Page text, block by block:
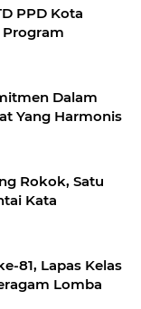
PPD Kota
Dalam
Yang Harmonis
Rokok, Satu
Kata
81, Lapas Kelas
Lomba